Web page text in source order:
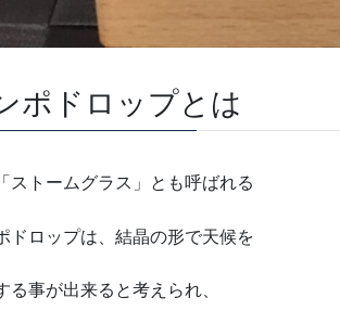
ポドロップとは
ストームグラス」とも呼ばれる
ドロップは、結晶の形で天候を
る事が出来ると考えられ、